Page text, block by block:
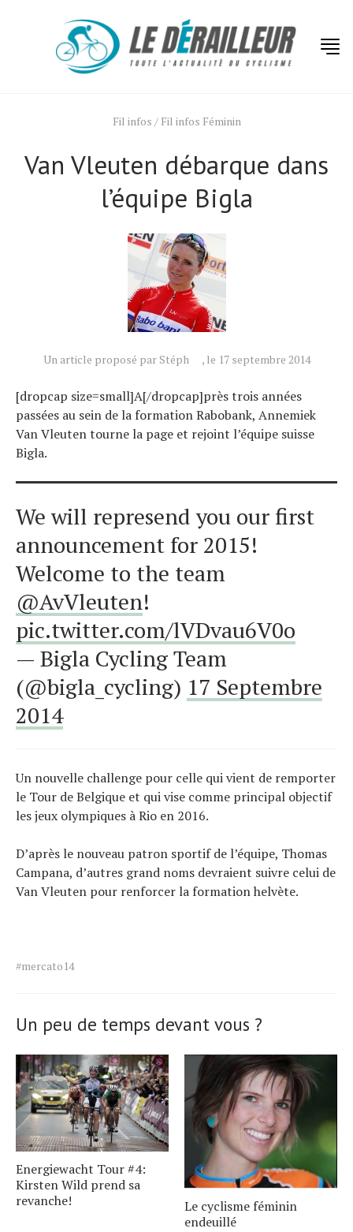
Fil infos / Fil infos Féminin
Van Vleuten débarque dans
l’équipe Bigla
Un article proposé par Stéph , le 17 septembre 2014
[dropcap size=small]A[/dropcap]près trois années
passées au sein de la formation Rabobank, Annemiek
Van Vleuten tourne la page et rejoint l’équipe suisse
Bigla.
We will represend you our first
announcement for 2015!
Welcome to the team
@AvVleuten!
pic.twitter.com/lVDvau6V0o
— Bigla Cycling Team
(@bigla_cycling) 17 Septembre
2014
Un nouvelle challenge pour celle qui vient de remporter
le Tour de Belgique et qui vise comme principal objectif
les jeux olympiques à Rio en 2016.
D’après le nouveau patron sportif de l’équipe, Thomas
Campana, d’autres grand noms devraient suivre celui de
Van Vleuten pour renforcer la formation helvète.
Tags
article.
#mercato14
Un peu de temps devant vous ?
Energiewacht Tour #4:
Kirsten Wild prend sa
revanche!
Le cyclisme féminin
endeuillé
Tous nos articles
À propos